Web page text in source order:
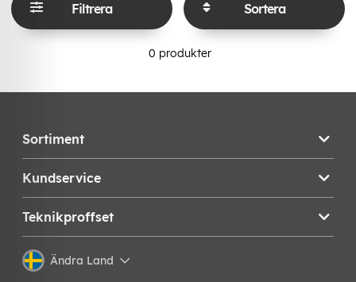
Filtrera Sortera
0 produkter
Sortiment
Kundservice
Teknikproffset
Ändra Land